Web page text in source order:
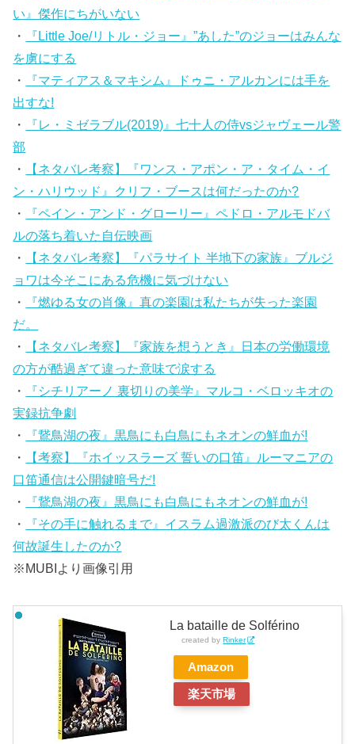
い』傑作にちがいない
・
『Little Joe/リトル・ジョー』”あした”のジョーはみんな
を虜にする
・
『マティアス＆マキシム』ドゥニ・アルカンには手を
出すな!
・
『レ・ミゼラブル(2019)』七十人の侍vsジャヴェール警
部
・
【ネタバレ考察】『ワンス・アポン・ア・タイム・イ
ン・ハリウッド』クリフ・ブースは何だったのか?
・
『ペイン・アンド・グローリー』ペドロ・アルモドバ
ルの落ち着いた自伝映画
・
【ネタバレ考察】『パラサイト 半地下の家族』ブルジ
ョワは今そこにある危機に気づけない
・
『燃ゆる女の肖像』真の楽園は私たちが失った楽園
だ。
・
【ネタバレ考察】『家族を想うとき』日本の労働環境
の方が酷過ぎて違った意味で涙する
・
『シチリアーノ 裏切りの美学』マルコ・ベロッキオの
実録抗争劇
・
『鵞鳥湖の夜』黒鳥にも白鳥にもネオンの鮮血が!
・
【考察】『ホイッスラーズ 誓いの口笛』ルーマニアの
口笛通信は公開鍵暗号だ!
・
『鵞鳥湖の夜』黒鳥にも白鳥にもネオンの鮮血が!
・
『その手に触れるまで』イスラム過激派のび太くんは
何故誕生したのか?
※MUBIより画像引用
La bataille de Solférino
created byRinker
Amazon
楽天市場